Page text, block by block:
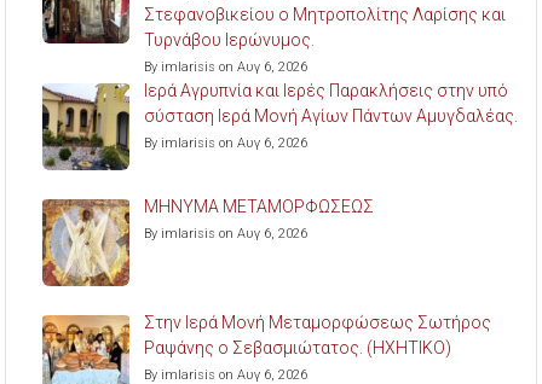
Στεφανοβικείου ο Μητροπολίτης Λαρίσης και
Τυρνάβου Ιερώνυμος.
By imlarisis on Αυγ 6, 2026
Ιερά Αγρυπνία και Ιερές Παρακλήσεις στην υπό
σύσταση Ιερά Μονή Αγίων Πάντων Αμυγδαλέας.
By imlarisis on Αυγ 6, 2026
ΜΗΝΥΜΑ ΜΕΤΑΜΟΡΦΩΣΕΩΣ
By imlarisis on Αυγ 6, 2026
Στην Ιερά Μονή Μεταμορφώσεως Σωτήρος
Ραψάνης ο Σεβασμιώτατος. (ΗΧΗΤΙΚΟ)
By imlarisis on Αυγ 6, 2026